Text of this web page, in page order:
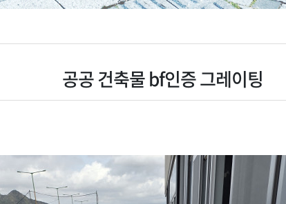
공공 건축물 bf인증 그레이팅